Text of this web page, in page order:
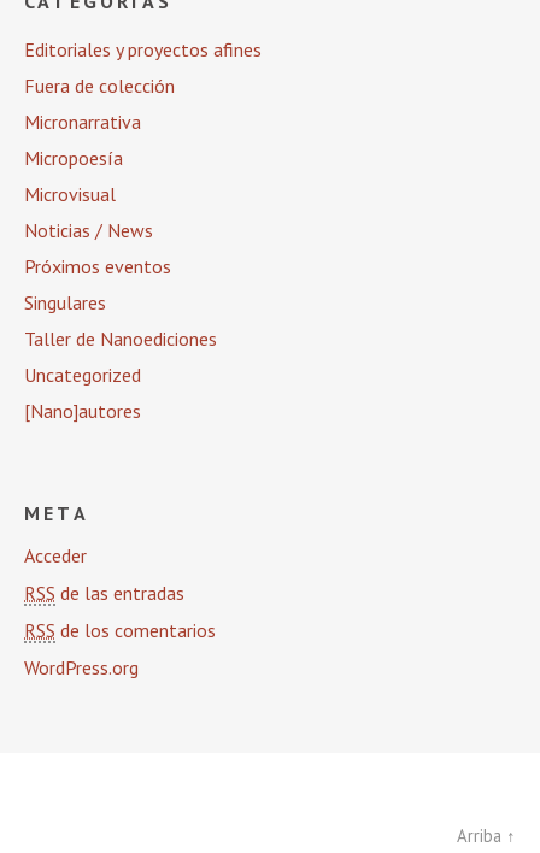
Editoriales y proyectos afines
Fuera de colección
Micronarrativa
Micropoesía
Microvisual
Noticias / News
Próximos eventos
Singulares
Taller de Nanoediciones
Uncategorized
[Nano]autores
META
Acceder
RSS de las entradas
RSS de los comentarios
WordPress.org
Arriba ↑